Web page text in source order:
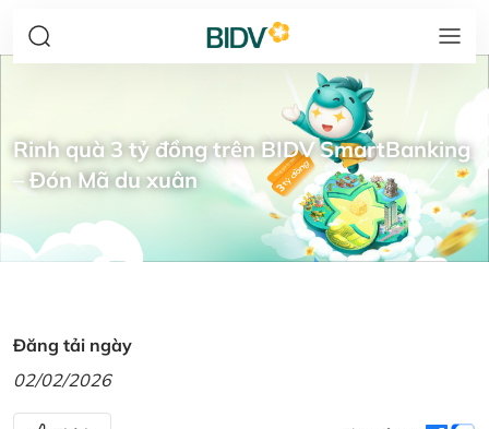
Rinh quà 3 tỷ đồng trên BIDV SmartBanking
– Đón Mã du xuân
Đăng tải ngày
02/02/2026